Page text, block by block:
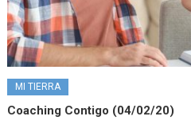
MI TIERRA
Coaching Contigo (04/02/20)